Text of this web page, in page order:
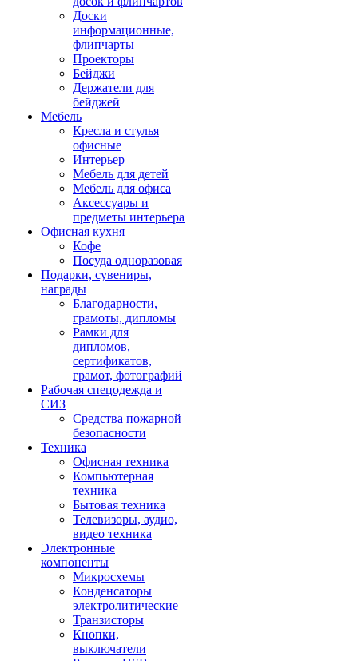
Доски
информационные,
флипчарты
Проекторы
Бейджи
Держатели для
бейджей
Мебель
Кресла и стулья
офисные
Интерьер
Мебель для детей
Мебель для офиса
Аксессуары и
предметы интерьера
Офисная кухня
Кофе
Посуда одноразовая
Подарки, сувениры,
награды
Благодарности,
грамоты, дипломы
Рамки для
дипломов,
сертификатов,
грамот, фотографий
Рабочая спецодежда и
СИЗ
Средства пожарной
безопасности
Техника
Офисная техника
Компьютерная
техника
Бытовая техника
Телевизоры, аудио,
видео техника
Электронные
компоненты
Микросхемы
Конденсаторы
электролитические
Транзисторы
Кнопки,
выключатели